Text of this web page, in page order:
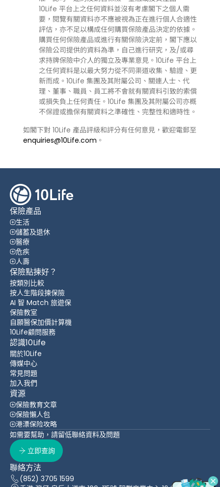
10Life 平台上之任何資料並沒有考慮閣下之個人需
要，閱覽有關資料亦不應被視為正在進行個人合適性
評估，亦不足以構成任何購買保險產品決定的依據。
購買任何保險產品或進行有關保險決定前，閣下應以
保險公司提供的資料為準，自己進行研究，及/或尋
求持牌保險中介人的獨立及專業意見。10Life 平台上
之任何資料是以最大努力從不同渠道收集、驗證、更
新而成。10Life 集團及其附屬公司、關連人士、代
理、董事、職員、員工將不會就有關資料引致的索償
或損失負上任何責任。10Life 集團及其附屬公司亦概
不保證或擔保有關資料之準確性、完整性和適時性。
如閣下對 10Life 產品評級和評分有任何意見，歡迎電郵至
enquiries@10Life.com 。
保險產品
生活
儲蓄及退休
醫療
危疾
人壽
保險點揀好？
按類別比較
按人生階段揀保險
AI 智 Match 旅遊保
保險教室
自願醫保加價計算機
10Life顧問服務
認識10Life
關於10Life
傳媒中心
常見問題
加入我們
資源
保險教育文章
保險懶人包
港漂保险攻略
如需要幫助，請留低聯絡資料及問題
立即查詢
聯絡方法
(852) 3705 1599